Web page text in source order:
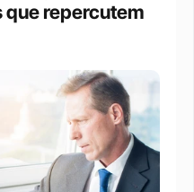
que repercutem